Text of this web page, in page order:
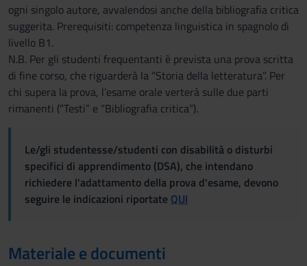
ogni singolo autore, avvalendosi anche della bibliografia critica
suggerita. Prerequisiti: competenza linguistica in spagnolo di
livello B1.
N.B. Per gli studenti frequentanti è prevista una prova scritta
di fine corso, che riguarderà la “Storia della letteratura”. Per
chi supera la prova, l’esame orale verterà sulle due parti
rimanenti (“Testi” e “Bibliografia critica”).
Le/gli studentesse/studenti con disabilità o disturbi
specifici di apprendimento (DSA), che intendano
richiedere l'adattamento della prova d'esame, devono
seguire le indicazioni riportate QUI
Materiale e documenti